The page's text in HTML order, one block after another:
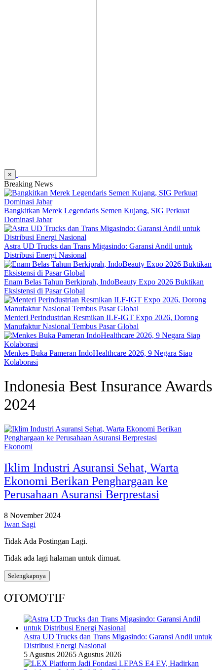
×
Breaking News
Bangkitkan Merek Legendaris Semen Kujang, SIG Perkuat
Dominasi Jabar
Astra UD Trucks dan Trans Migasindo: Garansi Andil untuk
Distribusi Energi Nasional
Enam Belas Tahun Berkiprah, IndoBeauty Expo 2026 Buktikan
Eksistensi di Pasar Global
Menteri Perindustrian Resmikan ILF-IGT Expo 2026, Dorong
Manufaktur Nasional Tembus Pasar Global
Menkes Buka Pameran IndoHealthcare 2026, 9 Negara Siap
Kolaborasi
Indonesia Best Insurance Awards
2024
Ekonomi
Iklim Industri Asuransi Sehat, Warta
Ekonomi Berikan Penghargaan ke
Perusahaan Asuransi Berprestasi
8 November 2024
Iwan Sagi
Tidak Ada Postingan Lagi.
Tidak ada lagi halaman untuk dimuat.
Selengkapnya
OTOMOTIF
Astra UD Trucks dan Trans Migasindo: Garansi Andil untuk
Distribusi Energi Nasional
5 Agustus 20265 Agustus 2026